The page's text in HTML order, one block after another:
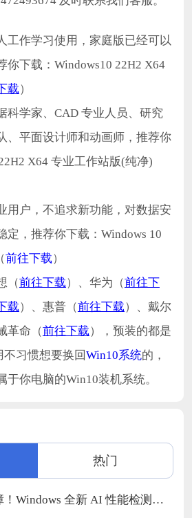
作学习使用，家庭版已经可以
你下载：Windows10 22H2 X64
载）
学家、CAD 专业人员、研究
、平面设计师和动画师，推荐你
X64 专业工作站版(纯净)
户，不追求新功能，对数据安
定，推荐你下载：Windows 10
前往下载）
（前往下载）、华为（前往下
载）、惠普（前往下载）、戴尔
革命（前往下载），预装的都是
习惯想要换回Win10系统的，
于你电脑的Win10装机系统。
热门
全新 AI 性能检测功能开启测试